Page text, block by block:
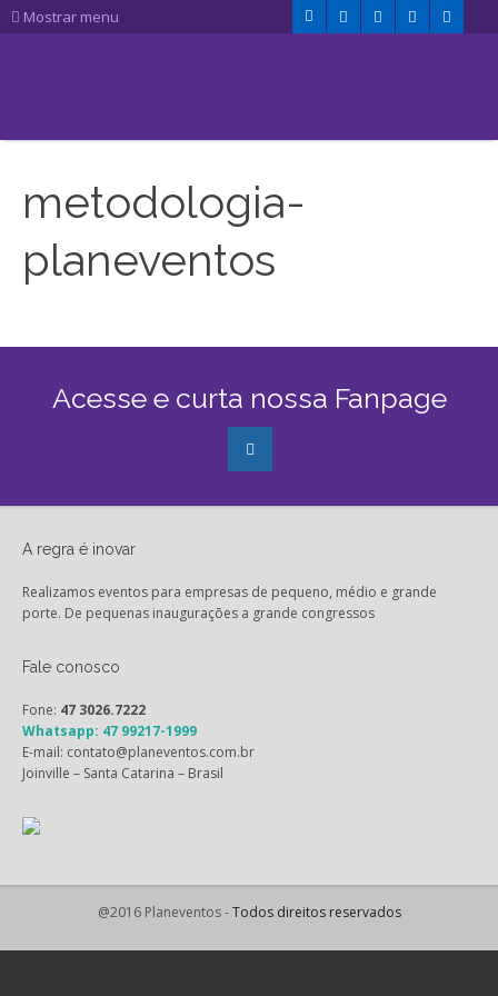
Mostrar menu
metodologia-
planeventos
Acesse e curta nossa Fanpage
A regra é inovar
Realizamos eventos para empresas de pequeno, médio e grande
porte. De pequenas inaugurações a grande congressos
Fale conosco
Fone: 47 3026.7222
Whatsapp: 47 99217-1999
E-mail: contato@planeventos.com.br
Joinville – Santa Catarina – Brasil
@2016 Planeventos -Todos direitos reservados